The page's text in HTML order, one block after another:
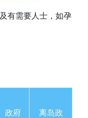
有需要人士，如孕
政府
离岛政